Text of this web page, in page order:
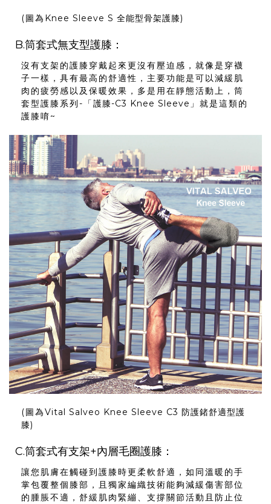
(圖為 Knee Sleeve S 全能型骨架護膝)
B.筒套式無支型護膝：
沒有支架的護膝穿戴起來更沒有壓迫感，就像是穿襪
子一樣，具有最高的舒適性，主要功能是可以減緩肌
肉的疲勞感以及保暖效果，多是用在靜態活動上，筒
套型護膝系列-「 護膝-C3 Knee Sleeve 」就是這類的
護膝唷~
(圖為Vital Salveo Knee Sleeve C3 防護鍺舒適型護
膝)
C.筒套式有支架+內層毛圈護膝：
讓您肌膚在觸碰到護膝時更柔軟舒適，如同溫暖的手
掌包覆整個膝部，且獨家編織技術能夠減緩傷害部位
的腫脹不適，舒緩肌肉緊繃、支撐關節活動且防止位